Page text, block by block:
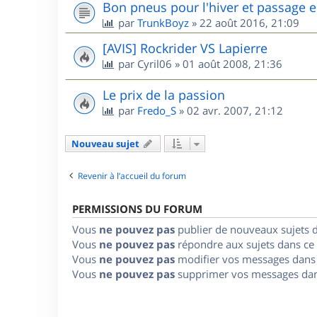
Bon pneus pour l'hiver et passage
par TrunkBoyz » 22 août 2016, 21:09
[AVIS] Rockrider VS Lapierre
par Cyril06 » 01 août 2008, 21:36
Le prix de la passion
par Fredo_S » 02 avr. 2007, 21:12
Nouveau sujet
Revenir à l’accueil du forum
PERMISSIONS DU FORUM
Vous ne pouvez pas publier de nouveaux sujets
Vous ne pouvez pas répondre aux sujets dans
Vous ne pouvez pas modifier vos messages
Vous ne pouvez pas supprimer vos messages